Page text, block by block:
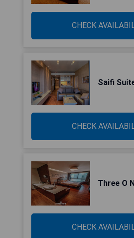
CHECK
Saifi
CHECK
Three O
CHECK